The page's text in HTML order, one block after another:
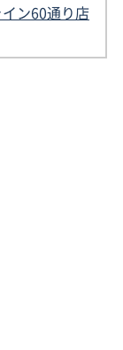
ン60通り店